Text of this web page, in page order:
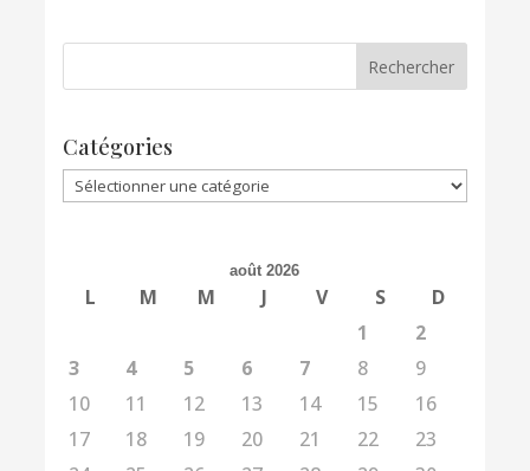
Catégories
Catégories
août 2026
L M M J V S
D
1
2
3
4 5 6 7 8
9
10
11 12 13 14 15
16
17
18 19 20 21 22
23